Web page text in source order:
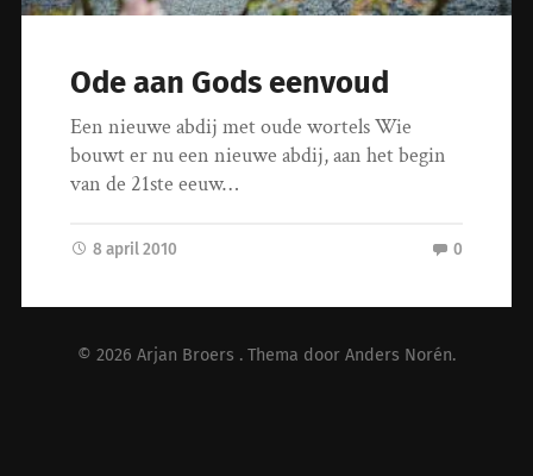
Ode aan Gods eenvoud
Een nieuwe abdij met oude wortels Wie
bouwt er nu een nieuwe abdij, aan het begin
van de 21ste eeuw…
8 april 2010 0
© 2026 Arjan Broers . Thema door Anders Norén.